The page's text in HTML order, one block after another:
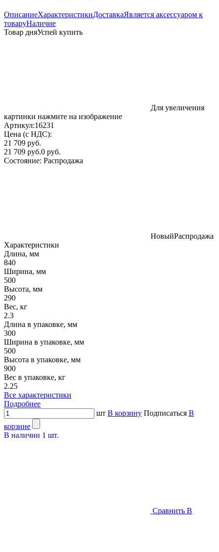
ОписаниеХарактеристикиДоставкаЯвляется аксессуаром к
товаруНаличие
Товар дняУспей купить
Для увеличения
картинки нажмите на изображение
Артикул:16231
Цена (с НДС):
21 709 руб.
21 709 руб.0 руб.
Состояние: Распродажа
НовыйРаспродажа
Характеристики
Длина, мм
840
Ширина, мм
500
Высота, мм
290
Вес, кг
2.3
Длина в упаковке, мм
300
Ширина в упаковке, мм
500
Высота в упаковке, мм
900
Вес в упаковке, кг
2.25
Все характеристики
Подробнее
шт В корзину Подписаться В
корзине
В наличии 1 шт.
Сравнить В